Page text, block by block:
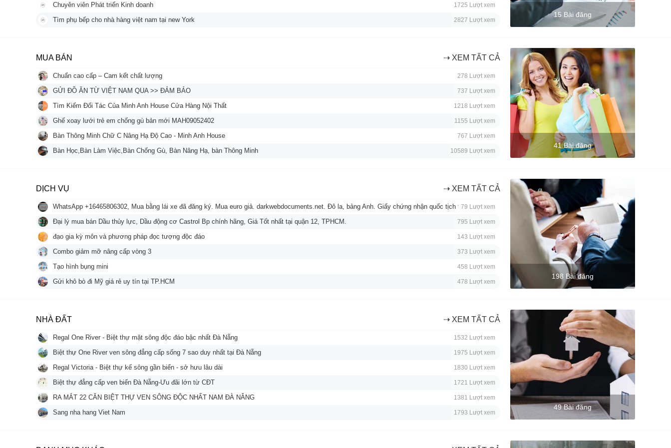
Chuyên viên Phát triển Kinh doanh 1725 Lượt xem
Tìm phụ bếp cho nhà hàng việt nam tại new York 2827 Lượt xem
15 Bài đăng
MUA BÁN ⇢ XEM TẤT CẢ
Chuẩn cao cấp – Cam kết chất lượng 278 Lượt xem
GỬI ĐỒ ĂN TỪ VIỆT NAM QUA >> ĐẢM BẢO 737 Lượt xem
Tìm Kiếm Đối Tác Của Minh Anh House Cửa Hàng Nội Thất 1218 Lượt xem
Ghế xoay lưới trẻ em chống gù bản mới MAH09052402 1155 Lượt xem
Bàn Thông Minh Chữ C Nâng Hạ Độ Cao - Minh Anh House 767 Lượt xem
Bàn Học,Bàn Làm Việc,Bàn Chống Gù, Bàn Nâng Hạ, bàn Thông Minh 10589 Lượt xem
41 Bài đăng
DỊCH VỤ ⇢ XEM TẤT CẢ
WhatsApp +16465806302, Mua bằng lái xe đã đăng ký. Mua euro giả. darkwebdocuments.net. Đô la, bảng Anh. Giấy chứng nhận quốc tịch trực tuyến.
79 Lượt xem
Đại lý mua bán Dầu thủy lực, Dầu động cơ Castrol Bp chính hãng, Giá Tốt nhất tại quận 12, TPHCM. 795 Lượt xem
đạo gia kỳ môn và phương pháp đọc tượng độc đáo 143 Lượt xem
Combo giảm mỡ nâng cấp vòng 3 373 Lượt xem
Tạo hình bụng mini 458 Lượt xem
Gửi khô bò đi Mỹ giá rẻ uy tín tại TP.HCM 478 Lượt xem
198 Bài đăng
NHÀ ĐẤT ⇢ XEM TẤT CẢ
Regal One River - Biệt thự mặt sông độc đáo bậc nhất Đà Nẵng 1532 Lượt xem
Biệt thự One River ven sông đẳng cấp sống 7 sao duy nhất tại Đà Nẵng 1975 Lượt xem
Regal Victoria - Biệt thự kế sông gần biển - sở hưu lâu dài 1830 Lượt xem
Biệt thự đẳng cấp ven biển Đà Nẵng-Ưu đãi lớn từ CĐT 1721 Lượt xem
RA MẮT 22 CĂN BIỆT THỰ VEN SÔNG ĐỘC NHẤT NAM ĐÀ NẴNG 1381 Lượt xem
Sang nha hang Viet Nam 1793 Lượt xem
49 Bài đăng